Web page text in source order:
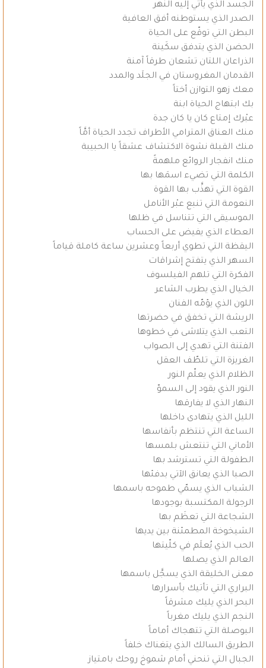
الجسد الذي يأتي إليه النهر
الصدر الذي يستوطنه أفق العافية
البطن التي توقّع على الحياة
الحضن الذي يتدفق سكَينة
الذراعان اللتان تشعان طرقاً آمنة
القدمان المغروستان في الجلَد والمدد
معك زهو التوازن أختاً
بك ابتهاج الحياة ابنة
عبْرك إمتاع كان يا كان جدة
منك العناق المترامي الأطراف تجدد الحياة أمَّاً
منك القبلة نشوة الاكتشاف عشقاً يا الحبيبة
منك انفجار الروائع ملهمةً
الكلمة التي تضيء اسمَها بها
القوة التي تهذَّب بها القوة
النعومة التي تنبع عبْر الأنامل
الموسيقى التي تتناسل في ظلها
العطاء الذي يفيض على الحساب
اليقظة التي تطوي أربعاً وعشرين ساعة كاملة قياماً
السهر الذي يتفتح إشراقات
الفكرة التي تلهم الفيلسوف
الخيال الذي يطرب الشاعر
اللون الذي يؤمّه الفنان
الريشة التي تخفق في حضرتها
التعب الذي يتلاشى في خطوها
الفتنة التي تهدي إلى الصواب
الغريزة التي تلطّف العقل
الظلام الذي يعلّم النور
النور الذي يقود إلى السموّ
النهار الذي لا يفارقها
الليل الذي يتهادى داخلها
الساعة التي تنتظم بأنفاسها
الأماني التي تنتعش بلمسها
الطفولة التي تسترشد بها
الصبا الذي يعانق الآتي بدفئها
الشباب الذي يسمّي طموحه باسمها
الرجولة المكتسبة بوجودها
الشجاعة التي تعظَم بها
الشيخوخة المطمئنة بين يديها
الحب الذي يُعلَم في كلّيتها
العالم الذي يصلها
معنى الخليقة الذي يسجَّل باسمها
البراري التي تأتيك بأسرارها
البحر الذي يليك مشرقاً
النجم الذي يليك مغرباً
البوصلة التي تتهجاك أماماً
الطريق السالك الذي يتغناك خلفاً
الجبال التي تنحني أمام شموخ روحك بامتياز